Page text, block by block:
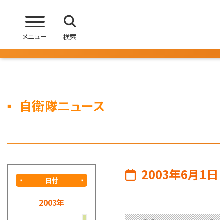
メニュー 検索
自衛隊ニュース
日付
2003年
2003年6月1日